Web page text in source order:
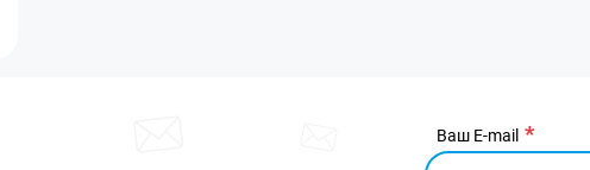
Ваш E-mail